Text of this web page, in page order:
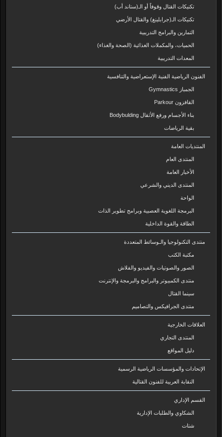
تكنيكات القتال وقوفاً أو الـ(ستاند أب)
تكنيكات الـ(جرابلينغ) والقتال الأرضي
التمارين والبرامج التدريبية
الحميات، والمكملات الغذائية (الصحة والغذاء)
المعدات التدريبية
الفنون الرياضية الفنية الإستعراضية والتنافسية
الجمباز Gymnastics
القافزون Parkour
بناء الأجسام ورفع الأثقال Bodybulding
بقية الرياضات
المنتديات العامة
المنتدى العام
الأخبار العامة
المنتدى الديني والشرعي
الواحة
البرمجة اللغوية العصبية وبرامج تطوير الذات
الطاقة والقوة الداخلية
منتدى التكنولوجيا والـوسائط المتعددة
مكتبة الكتب
الصور والصوتيات والفيديو والفلاش
منتدى الكمبيوتر والبرامج والبرمجة والإنترنت
سينما القتال
منتدى الجرافيكس والتصاميم
العلاقات الخارجية
المنتدى التجاري
دليل المواقع
الإتحادات والمؤسسات الرياضية الرسمية
النقابة العربية للفنون القتالية
القسم الإداري
الشكاوي والطلبات الإدارية
شتات